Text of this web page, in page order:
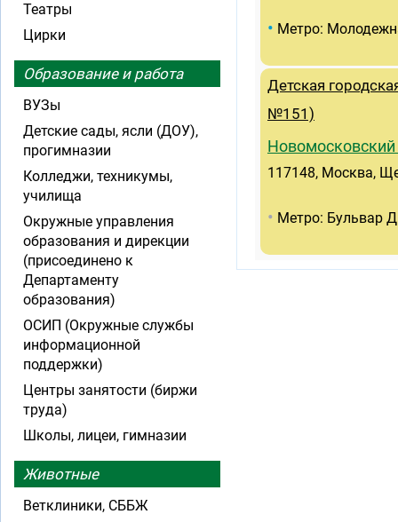
• Метро:
Детская
№151)
117148, Москва,
• Метро: Бульвар
Театры
Цирки
Образование и работа
ВУЗы
Детские сады, ясли (ДОУ),
прогимназии
Колледжи, техникумы,
училища
Окружные управления
образования и дирекции
(присоединено к
Департаменту
образования)
ОСИП (Окружные службы
информационной
поддержки)
Центры занятости (биржи
труда)
Школы, лицеи, гимназии
Животные
Ветклиники, СББЖ